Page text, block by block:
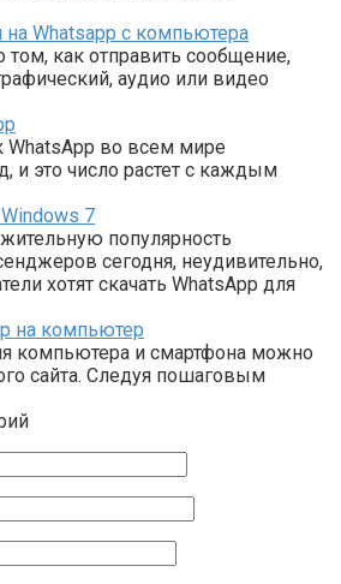
Whatsapp с компьютера
том, как отправить сообщение,
аудио или видео
WhatsApp во всем мире
и это число растет с каждым
7
популярность
сегодня, неудивительно,
хотят скачать WhatsApp для
на компьютер
компьютера и смартфона можно
сайта. Следуя пошаговым